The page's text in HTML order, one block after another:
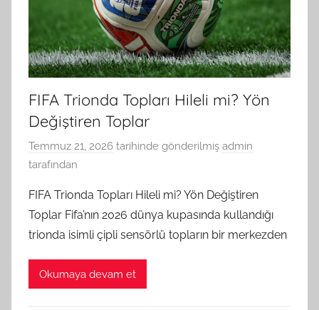
FIFA Trionda Topları Hileli mi? Yön
Değiştiren Toplar
Temmuz 21, 2026 tarihinde gönderilmiş admin
tarafından
FIFA Trionda Topları Hileli mi? Yön Değiştiren
Toplar Fifa’nın 2026 dünya kupasında kullandığı
trionda isimli çipli sensörlü topların bir merkezden
Okumaya devam et